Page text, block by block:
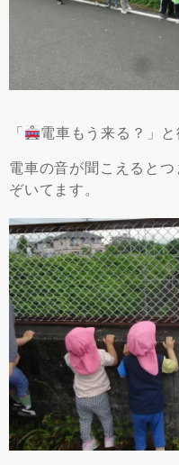
「
電車もう来る？」
電車の音が聞こえると
ぞいてます。